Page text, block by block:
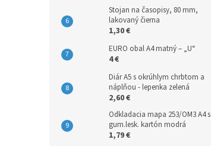
Stojan na časopisy, 80 mm,
lakovaný čierna
1,30 €
EURO obal A4 matný – „U“
4 €
Diár A5 s okrúhlym chrbtom a
náplňou - lepenka zelená
2,60 €
Odkladacia mapa 253/OM3 A4 s
gum.lesk. kartón modrá
1,79 €